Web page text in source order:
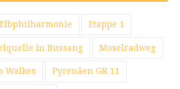
Elbphilharmonie Etappe 1
in Bussang Moselradweg
Walkes Pyrenäen GR 11